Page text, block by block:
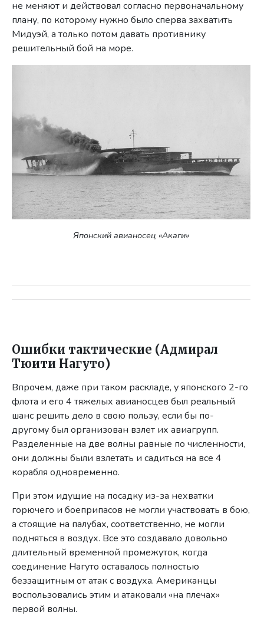
не меняют и действовал согласно первоначальному
плану, по которому нужно было сперва захватить
Мидуэй, а только потом давать противнику
решительный бой на море.
Японский авианосец «Акаги»
Ошибки тактические (Адмирал
Тюити Нагуто)
Впрочем, даже при таком раскладе, у японского 2-го
флота и его 4 тяжелых авианосцев был реальный
шанс решить дело в свою пользу, если бы по-
другому был организован взлет их авиагрупп.
Разделенные на две волны равные по численности,
они должны были взлетать и садиться на все 4
корабля одновременно.
При этом идущие на посадку из-за нехватки
горючего и боеприпасов не могли участвовать в бою,
а стоящие на палубах, соответственно, не могли
подняться в воздух. Все это создавало довольно
длительный временной промежуток, когда
соединение Нагуто оставалось полностью
беззащитным от атак с воздуха. Американцы
воспользовались этим и атаковали «на плечах»
первой волны.